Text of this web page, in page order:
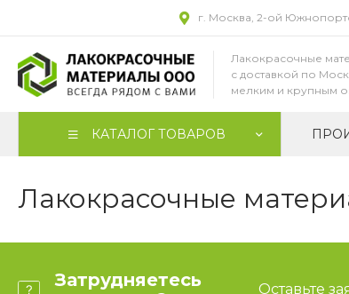
г. Москва, 2-ой
Лакокрасочные
с доставкой по
мелким и крупным
КАТАЛОГ ТОВАРОВ
Лакокрасочные
Затрудняетесь
Оставьте